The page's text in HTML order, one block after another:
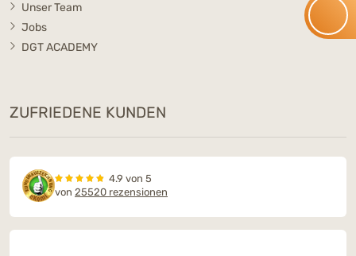
Unser Team
Jobs
DGT ACADEMY
ZUFRIEDENE KUNDEN
4.9 von 5
von 25520 rezensionen